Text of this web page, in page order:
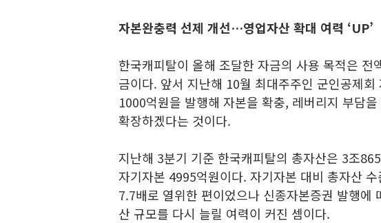
자본완충력 선제 개선…영업자산 확대 여력 ‘UP’
한국캐피탈이 올해 조달한 자금의 사용 목적은
금이다. 앞서 지난해 10월 최대주주인 군인공제
1000억원을 발행해 자본을 확충, 레버리지 부담
확장하겠다는 것이다.
지난해 3분기 기준 한국캐피탈의 총자산은 3조
자기자본 4995억원이다. 자기자본 대비 총자산
7.7배로 열위한 편이었으나 신종자본증권 발행에
산 규모를 다시 늘릴 여력이 커진 셈이다.